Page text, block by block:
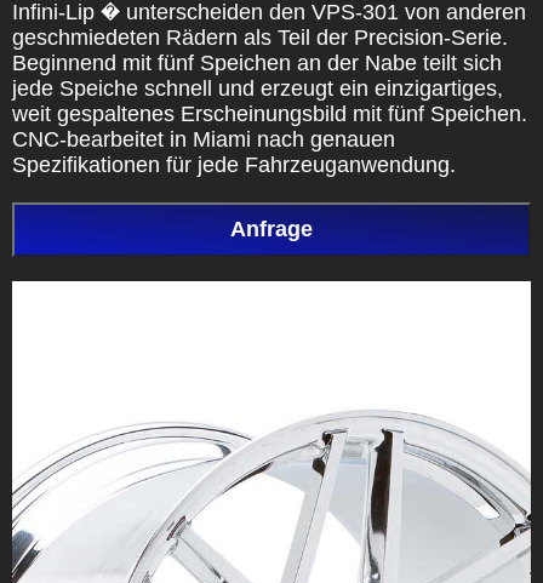
Infini-Lip � unterscheiden den VPS-301 von anderen
geschmiedeten Rädern als Teil der Precision-Serie.
Beginnend mit fünf Speichen an der Nabe teilt sich
jede Speiche schnell und erzeugt ein einzigartiges,
weit gespaltenes Erscheinungsbild mit fünf Speichen.
CNC-bearbeitet in Miami nach genauen
Spezifikationen für jede Fahrzeuganwendung.
Anfrage